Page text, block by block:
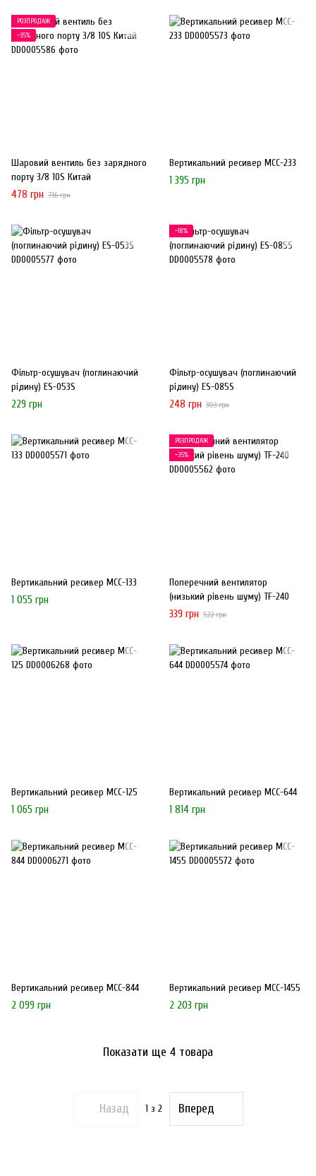
РОЗПРОДАЖ
−35%
Шаровий вентиль без зарядного
порту 3/8 10S Китай
478 грн 736 грн
Вертикальний ресивер MCC-233
1 395 грн
Фільтр-осушувач (поглинаючий
рідину) ES-053S
229 грн
−18%
Фільтр-осушувач (поглинаючий
рідину) ES-085S
248 грн 303 грн
Вертикальний ресивер MCC-133
1 055 грн
РОЗПРОДАЖ
−35%
Поперечний вентилятор
(низький рівень шуму) TF-240
339 грн 522 грн
Вертикальний ресивер MCC-125
1 065 грн
Вертикальний ресивер MCC-644
1 814 грн
Вертикальний ресивер MCC-844
2 099 грн
Вертикальний ресивер MCC-1455
2 203 грн
Показати ще 4 товара
Назад 1 з 2 Вперед